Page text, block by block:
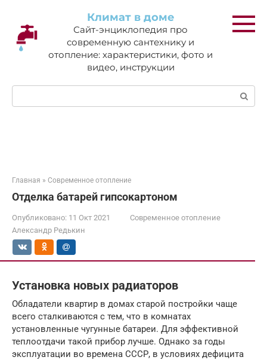
контенту
Климат в доме
Сайт-энциклопедия про
современную сантехнику и
отопление: характеристики, фото и
видео, инструкции
Поиск:
Главная » Современное отопление
Отделка батарей гипсокартоном
Опубликовано: 11 Окт 2021
Современное отопление
Александр Редькин
Установка новых радиаторов
Обладатели квартир в домах старой постройки чаще
всего сталкиваются с тем, что в комнатах
установленные чугунные батареи. Для эффективной
теплоотдачи такой прибор лучше. Однако за годы
эксплуатации во времена СССР, в условиях дефицита